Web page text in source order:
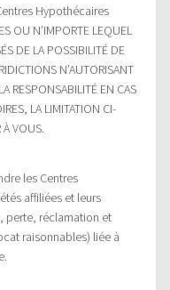
Hypothécaires
OU N’IMPORTE LEQUEL
DE LA POSSIBILITÉ DE
N’AUTORISANT
RESPONSABILITÉ EN CAS
LA LIMITATION CI-
À VOUS.
les Centres
affiliées et leurs
perte, réclamation et
raisonnables) liée à